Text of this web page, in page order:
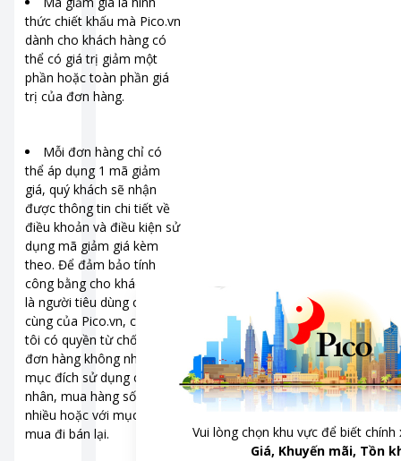
thức chiết khấu mà Pico.vn
dành cho khách hàng có
thể có giá trị giảm một
phần hoặc toàn phần giá
trị của đơn hàng.
Mỗi đơn hàng chỉ có
thể áp dụng 1 mã giảm
giá, quý khách sẽ nhận
được thông tin chi tiết về
điều khoản và điều kiện sử
dụng mã giảm giá kèm
theo. Để đảm bảo tính
công bằng cho khách hàng
là người tiêu dùng cuối
cùng của Pico.vn, chúng
tôi có quyền từ chối các
đơn hàng không nhằm
mục đích sử dụng cho cá
nhân, mua hàng số lượng
nhiều hoặc với mục đích
mua đi bán lại.
Vui lòng chọn khu vực để biết
Giá, Khuyến mãi, Tồn